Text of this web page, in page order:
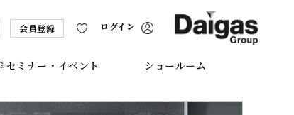
会員登録 ログイン
セミナー・イベント ショールーム